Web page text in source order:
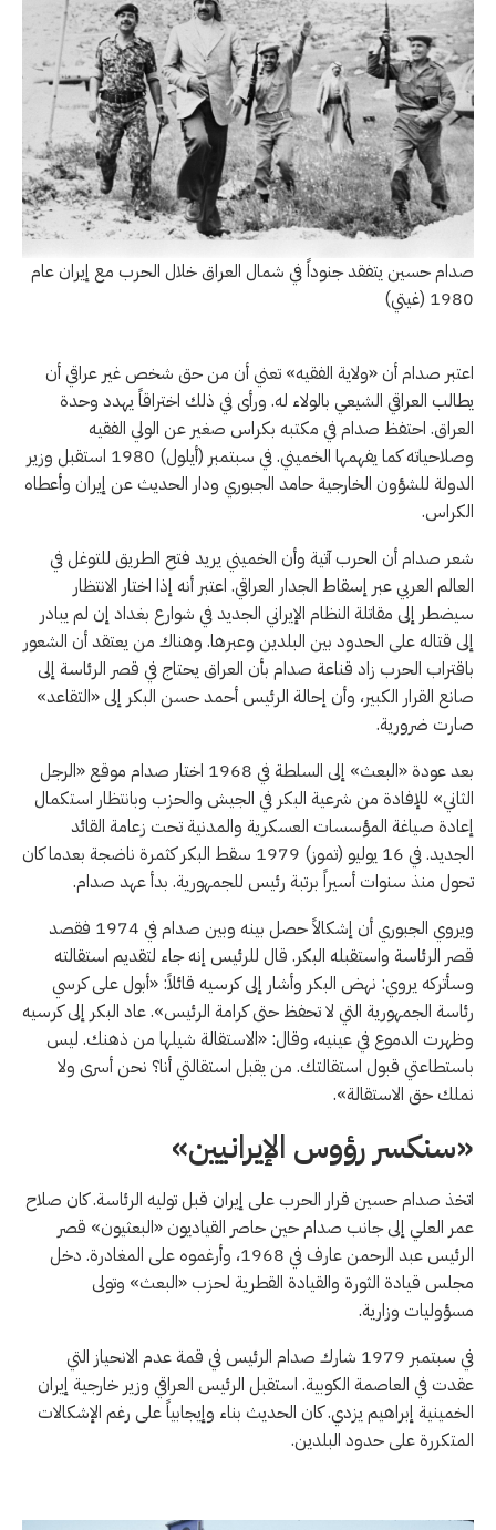
صدام حسين يتفقد جنوداً في شمال العراق خلال الحرب مع إيران عام
1980 (غيتي)
اعتبر صدام أن «ولاية الفقيه» تعني أن من حق شخص غير عراقي أن
يطالب العراقي الشيعي بالولاء له. ورأى في ذلك اختراقاً يهدد وحدة
العراق. احتفظ صدام في مكتبه بكراس صغير عن الولي الفقيه
وصلاحياته كما يفهمها الخميني. في سبتمبر (أيلول) 1980 استقبل وزير
الدولة للشؤون الخارجية حامد الجبوري ودار الحديث عن إيران وأعطاه
الكراس.
شعر صدام أن الحرب آتية وأن الخميني يريد فتح الطريق للتوغل في
العالم العربي عبر إسقاط الجدار العراقي. اعتبر أنه إذا اختار الانتظار
سيضطر إلى مقاتلة النظام الإيراني الجديد في شوارع بغداد إن لم يبادر
إلى قتاله على الحدود بين البلدين وعبرها. وهناك من يعتقد أن الشعور
باقتراب الحرب زاد قناعة صدام بأن العراق يحتاج في قصر الرئاسة إلى
صانع القرار الكبير، وأن إحالة الرئيس أحمد حسن البكر إلى «التقاعد»
صارت ضرورية.
بعد عودة «البعث» إلى السلطة في 1968 اختار صدام موقع «الرجل
الثاني» للإفادة من شرعية البكر في الجيش والحزب وبانتظار استكمال
إعادة صياغة المؤسسات العسكرية والمدنية تحت زعامة القائد
الجديد. في 16 يوليو (تموز) 1979 سقط البكر كثمرة ناضجة بعدما كان
تحول منذ سنوات أسيراً برتبة رئيس للجمهورية. بدأ عهد صدام.
ويروي الجبوري أن إشكالاً حصل بينه وبين صدام في 1974 فقصد
قصر الرئاسة واستقبله البكر. قال للرئيس إنه جاء لتقديم استقالته
وسأتركه يروي: نهض البكر وأشار إلى كرسيه قائلاً: «أبول على كرسي
رئاسة الجمهورية التي لا تحفظ حتى كرامة الرئيس». عاد البكر إلى كرسيه
وظهرت الدموع في عينيه، وقال: «الاستقالة شيلها من ذهنك. ليس
باستطاعتي قبول استقالتك. من يقبل استقالتي أنا؟ نحن أسرى ولا
نملك حق الاستقالة».
«سنكسر رؤوس الإيرانيين»
اتخذ صدام حسين قرار الحرب على إيران قبل توليه الرئاسة. كان صلاح
عمر العلي إلى جانب صدام حين حاصر القياديون «البعثيون» قصر
الرئيس عبد الرحمن عارف في 1968، وأرغموه على المغادرة. دخل
مجلس قيادة الثورة والقيادة القطرية لحزب «البعث» وتولى
مسؤوليات وزارية.
في سبتمبر 1979 شارك صدام الرئيس في قمة عدم الانحياز التي
عقدت في العاصمة الكوبية. استقبل الرئيس العراقي وزير خارجية إيران
الخمينية إبراهيم يزدي. كان الحديث بناء وإيجابياً على رغم الإشكالات
المتكررة على حدود البلدين.